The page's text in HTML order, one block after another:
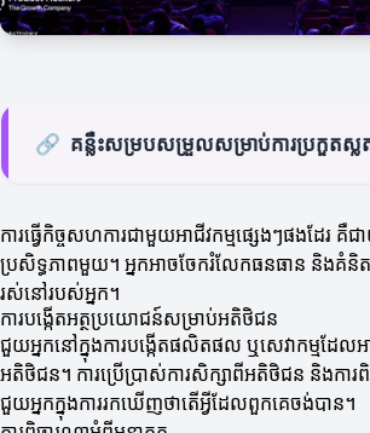
🔗 គន្លឺះសម្របសម្រួលសម្រាប់ការប្រកួតស្ល
ការធ្វើកិច្ចសហការជាមួយអាជីវកម្មផ្សេងៗផងដែរ គឺជ
ប្រសិទ្ធភាពមួយ។ អ្នកអាចចែករំលែកធនធាន និងគំនិ
រស់នៅរបស់អ្នក។
ការបង្កើតអត្ថប្រយោជន៍សម្រាប់អតិថិជន
ជួយអ្នកនៅក្នុងការបង្កើតផលិតផល ឬសេវាកម្មដែល
អតិថិជន។ ការប្រើប្រាស់ការសិក្សាពីអតិថិជន និងការ
ជួយអ្នកក្នុងការរកឃើញថាតើអ្វីដែលពួកគេចង់បាន។